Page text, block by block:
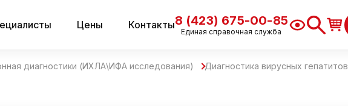
Цены Контакты8 (423) 675-00-85
Единая справочная служба
диагностики (ИХЛА\ИФА исследования) Диагностика вирусных гепатитов